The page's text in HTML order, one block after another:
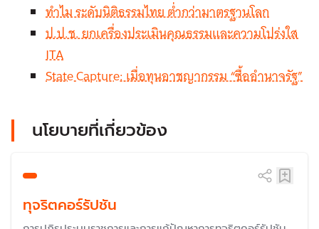
ทำไม ระดับนิติธรรมไทย ต่ำกว่ามาตรฐานโลก
ป.ป.ช. ยกเครื่องประเมินคุณธรรมและความโปร่งใส
ITA
State Capture: เมื่อทุนอาชญากรรม “ซื้ออำนาจรัฐ”
นโยบายที่เกี่ยวข้อง
ทุจริตคอร์รัปชัน